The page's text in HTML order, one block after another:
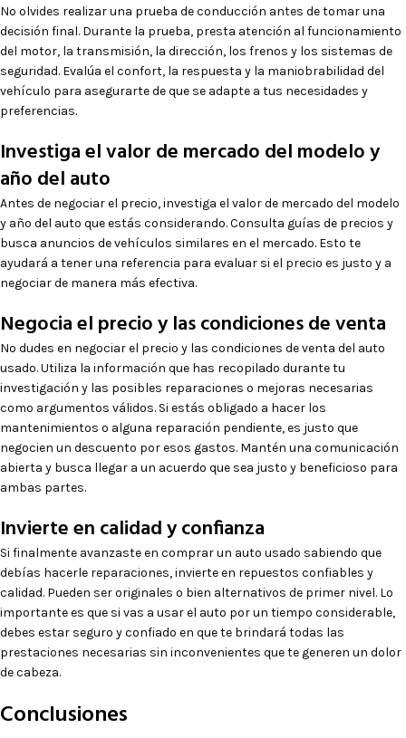
No olvides realizar una prueba de conducción antes de tomar una
decisión final. Durante la prueba, presta atención al funcionamiento
del motor, la transmisión, la dirección, los frenos y los sistemas de
seguridad. Evalúa el confort, la respuesta y la maniobrabilidad del
vehículo para asegurarte de que se adapte a tus necesidades y
preferencias.
Investiga el valor de mercado del modelo y
año del auto
Antes de negociar el precio, investiga el valor de mercado del modelo
y año del auto que estás considerando. Consulta guías de precios y
busca anuncios de vehículos similares en el mercado. Esto te
ayudará a tener una referencia para evaluar si el precio es justo y a
negociar de manera más efectiva.
Negocia el precio y las condiciones de venta
No dudes en negociar el precio y las condiciones de venta del auto
usado. Utiliza la información que has recopilado durante tu
investigación y las posibles reparaciones o mejoras necesarias
como argumentos válidos. Si estás obligado a hacer los
mantenimientos o alguna reparación pendiente, es justo que
negocien un descuento por esos gastos. Mantén una comunicación
abierta y busca llegar a un acuerdo que sea justo y beneficioso para
ambas partes.
Invierte en calidad y confianza
Si finalmente avanzaste en comprar un auto usado sabiendo que
debías hacerle reparaciones, invierte en repuestos confiables y
calidad. Pueden ser originales o bien alternativos de primer nivel. Lo
importante es que si vas a usar el auto por un tiempo considerable,
debes estar seguro y confiado en que te brindará todas las
prestaciones necesarias sin inconvenientes que te generen un dolor
de cabeza.
Conclusiones